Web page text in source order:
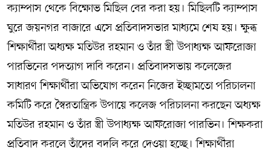
ক্যাম্পাস থেকে বিক্ষোভ মিছিল বের করা হয়। মিছিলটি ক্যাম্পাস
ঘুরে জয়নগর বাজারে এসে প্রতিবাদসভার মাধ্যমে শেষ হয়। ক্ষুব্ধ
শিক্ষার্থীরা অধ্যক্ষ মতিউর রহমান ও তাঁর স্ত্রী উপাধ্যক্ষ আফরোজা
পারভিনের পদত্যাগ দাবি করেন। প্রতিবাদসভায় কলেজের
সাধারণ শিক্ষার্থীরা অভিযোগ করেন নিজের ইচ্ছামতো পরিচালনা
কমিটি করে স্বৈরতান্ত্রিক উপায়ে কলেজ পরিচালনা করছেন অধ্যক্ষ
মতিউর রহমান ও তাঁর স্ত্রী উপাধ্যক্ষ আফরোজা পারভিন। শিক্ষকরা
প্রতিবাদ করলে তাঁদের বদলি করে দেওয়া হচ্ছে। শিক্ষার্থীরা